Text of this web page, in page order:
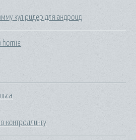
кул ридер для андроид
homie
контроллингу